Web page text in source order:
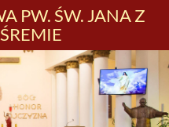
PW. ŚW. JANA Z